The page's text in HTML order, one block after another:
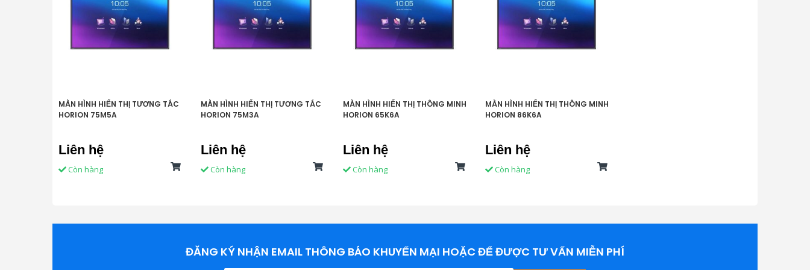
VESA:
MÀN HÌNH HIỂN THỊ TƯƠNG TÁC
HORION 75M5A
Liên hệ
Còn hàng
MÀN HÌNH HIỂN THỊ TƯƠNG TÁC
HORION 75M3A
Liên hệ
Còn hàng
MÀN HÌNH HIỂN THỊ THÔNG MINH
HORION 65K6A
Liên hệ
Còn hàng
MÀN HÌNH HIỂN THỊ THÔNG MINH
HORION 86K6A
Liên hệ
Còn hàng
ĐĂNG KÝ NHẬN EMAIL THÔNG BÁO KHUYẾN MẠI HOẶC ĐỂ ĐƯỢC TƯ VẤN MIỄN PHÍ